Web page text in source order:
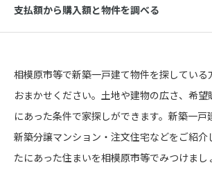
支払額から購入額と物件を調べる
相模原市等で新築一戸建て物件を探している
おまかせください。土地や建物の広さ、希望
にあった条件で家探しができます。新築一戸
新築分譲マンション・注文住宅などをご紹介
たにあった住まいを相模原市等でみつけまし